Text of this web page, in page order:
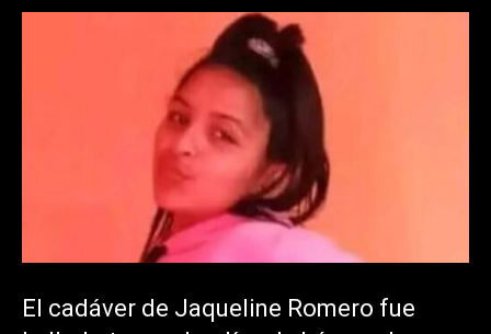
El cadáver de Jaqueline Romero fue